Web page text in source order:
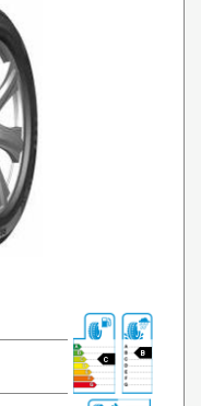
C
B